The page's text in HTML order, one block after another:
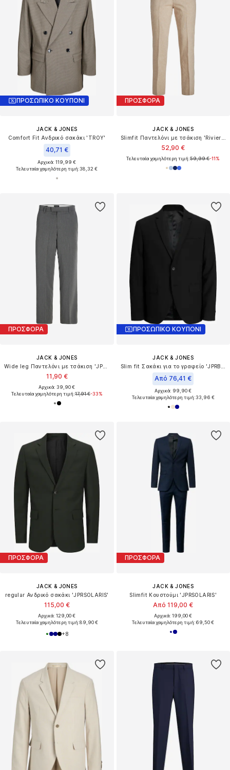
ΠΡΟΣΩΠΙΚΟ ΚΟΥΠΟΝΙ
JACK & JONES
Comfort Fit Ανδρικό σακάκι 'TROY'
40,71 €
Αρχικά: 119,99 €
Τελευταία χαμηλότερη τιμή:38,32 €
ΠΡΟΣΦΟΡΑ
JACK & JONES
52,90 €
Τελευταία χαμηλότερη τιμή:59,99 €-11%
ΠΡΟΣΦΟΡΑ
JACK & JONES
11,90 €
Αρχικά: 39,90 €
Τελευταία χαμηλότερη τιμή:17,91 €-33%
ΠΡΟΣΩΠΙΚΟ ΚΟΥΠΟΝΙ
JACK & JONES
Από 76,41 €
Αρχικά: 99,90 €
Τελευταία χαμηλότερη τιμή:33,96 €
ΠΡΟΣΦΟΡΑ
JACK & JONES
regular Ανδρικό σακάκι 'JPRSOLARIS'
115,00 €
Αρχικά: 129,00 €
Τελευταία χαμηλότερη τιμή:89,90 €
+8
ΠΡΟΣΦΟΡΑ
JACK & JONES
Slimfit Κουστούμι 'JPRSOLARIS'
Από 119,00 €
Αρχικά: 199,00 €
Τελευταία χαμηλότερη τιμή:69,50 €